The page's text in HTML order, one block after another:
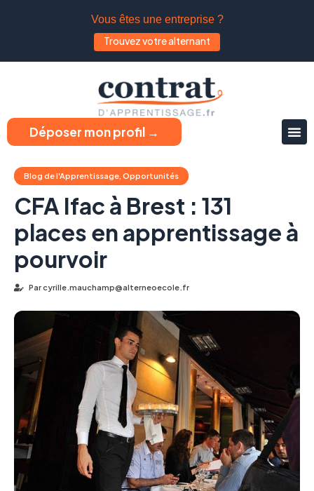
Vous êtes une entreprise ?
Trouvez votre alternant
Déposer mon profil →
Blog de l'Apprentissage, Opportunités
CFA Ifac à Brest : 131
places en apprentissage à
pourvoir
Parcyrille.mauchamp@alterneoecole.fr